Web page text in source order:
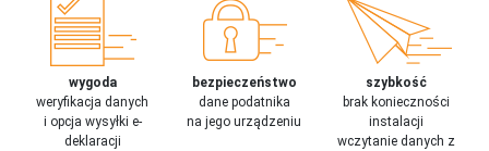
wygoda
weryfikacja danych
i opcja wysyłki e-
deklaracji
bezpieczeństwo
dane podatnika
na jego urządzeniu
szybkość
brak konieczności
instalacji
wczytanie danych z